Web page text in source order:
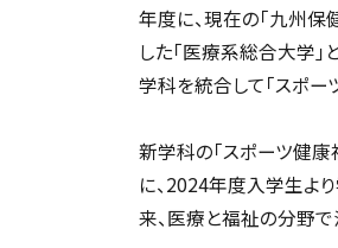
年度に、現在の「九州保
した「医療系総合大学
学科を統合して「スポー
新学科の「スポーツ健康
に、2024年度入学生よ
来、医療と福祉の分野